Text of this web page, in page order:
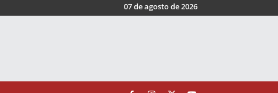
07 de agosto de 2026